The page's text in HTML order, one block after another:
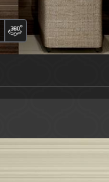
ПАНОРАМА
Бежевый